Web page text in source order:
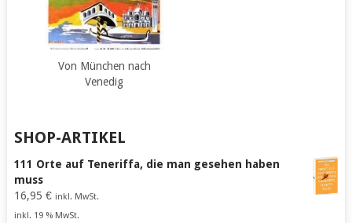
Von München nach
Venedig
SHOP-ARTIKEL
111 Orte auf Teneriffa, die man gesehen haben
muss
16,95 € inkl. MwSt.
inkl. 19 % MwSt.